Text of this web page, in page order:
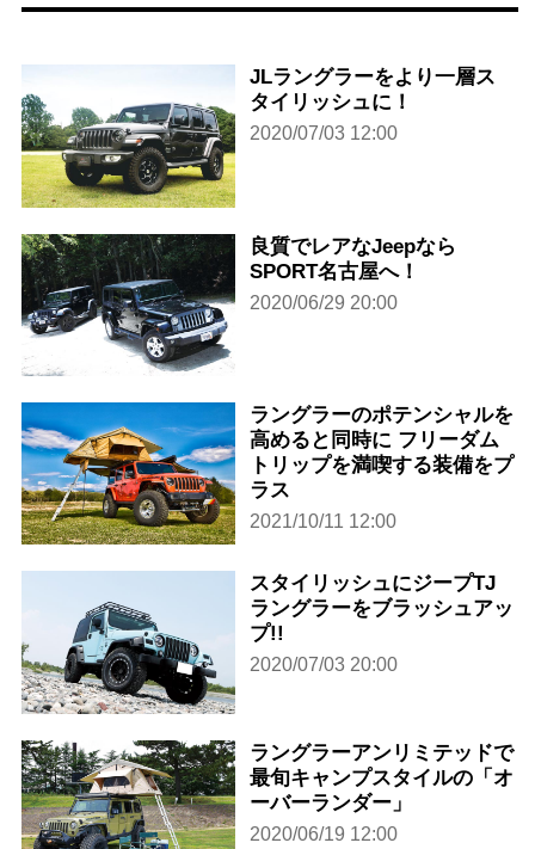
JLラングラーをより一層ス
タイリッシュに！
2020/07/03 12:00
良質でレアなJeepなら
SPORT名古屋へ！
2020/06/29 20:00
ラングラーのポテンシャルを
高めると同時に フリーダム
トリップを満喫する装備をプ
ラス
2021/10/11 12:00
スタイリッシュにジープTJ
ラングラーをブラッシュアッ
プ!!
2020/07/03 20:00
ラングラーアンリミテッドで
最旬キャンプスタイルの「オ
ーバーランダー」
2020/06/19 12:00